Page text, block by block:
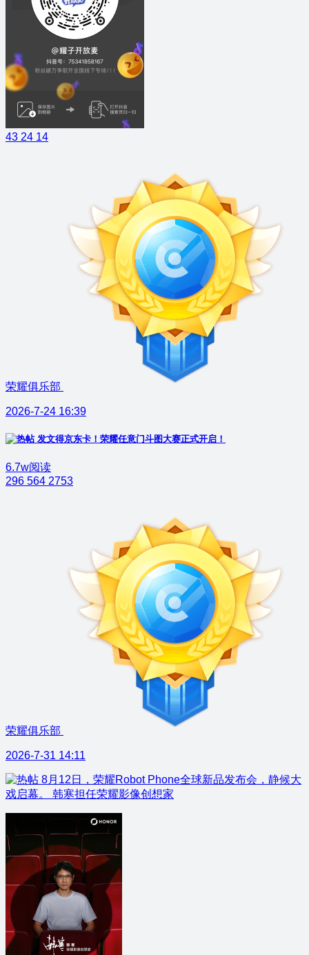
43 24 14
荣耀俱乐部
2026-7-24 16:39
发文得京东卡！荣耀任意门斗图大赛正式开启！
6.7w阅读
296 564 2753
荣耀俱乐部
2026-7-31 14:11
8月12日，荣耀Robot Phone全球新品发布会，静候大
戏启幕。 韩寒担任荣耀影像创想家